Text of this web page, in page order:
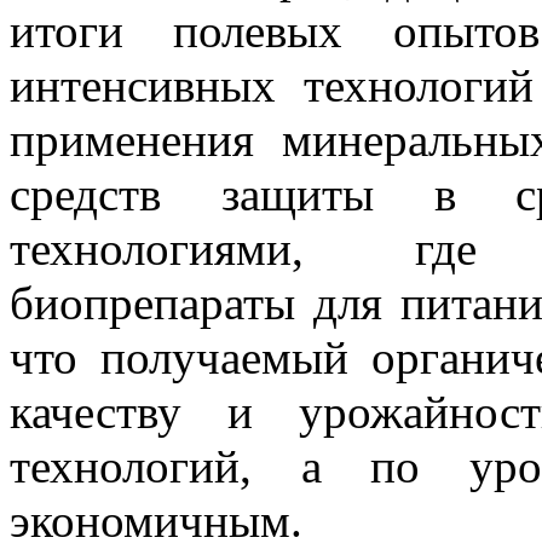
итоги полевых
интенсивных
применения
средств защиты в
технологиями, где
биопрепараты для
что получаемый
качеству и
технологий, а по
экономичным.